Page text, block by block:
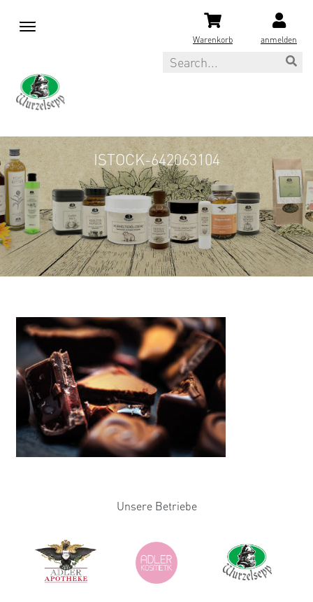
M
Warenkorb anmelden
Search
ISTOCK-642063104
Unsere Betriebe